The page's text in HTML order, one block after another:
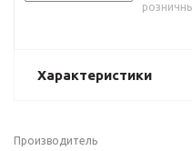
Характеристики
Производитель